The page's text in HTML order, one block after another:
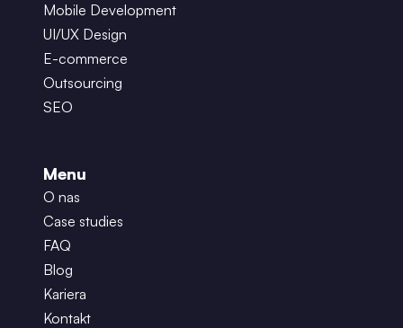
Mobile Development
UI/UX Design
E-commerce
Outsourcing
SEO
Menu
O nas
Case studies
FAQ
Blog
Kariera
Kontakt